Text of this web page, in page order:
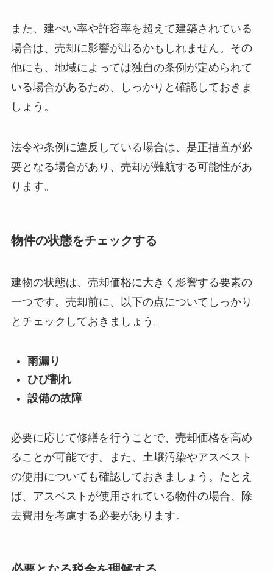
また、建ぺい率や許容率を超えて建築されている
場合は、売却に影響が出るかもしれません。その
他にも、地域によっては独自の条例が定められて
いる場合があるため、しっかりと確認しておきま
しょう。
法令や条例に違反している場合は、是正措置が必
要となる場合があり、売却が難航する可能性があ
ります。
物件の状態をチェックする
建物の状態は、売却価格に大きく影響する要素の
一つです。売却前に、以下の点についてしっかり
とチェックしておきましょう。
雨漏り
ひび割れ
設備の故障
必要に応じて修繕を行うことで、売却価格を高め
ることが可能です。また、土壌汚染やアスベスト
の使用についても確認しておきましょう。たとえ
ば、アスベストが使用されている物件の場合、除
去費用を考慮する必要があります。